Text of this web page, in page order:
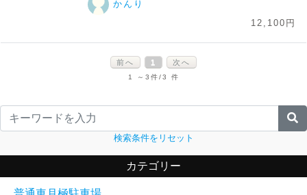
かんり
12,100円
前へ 1 次へ
1 ～3件/3 件
検索条件をリセット
カテゴリー